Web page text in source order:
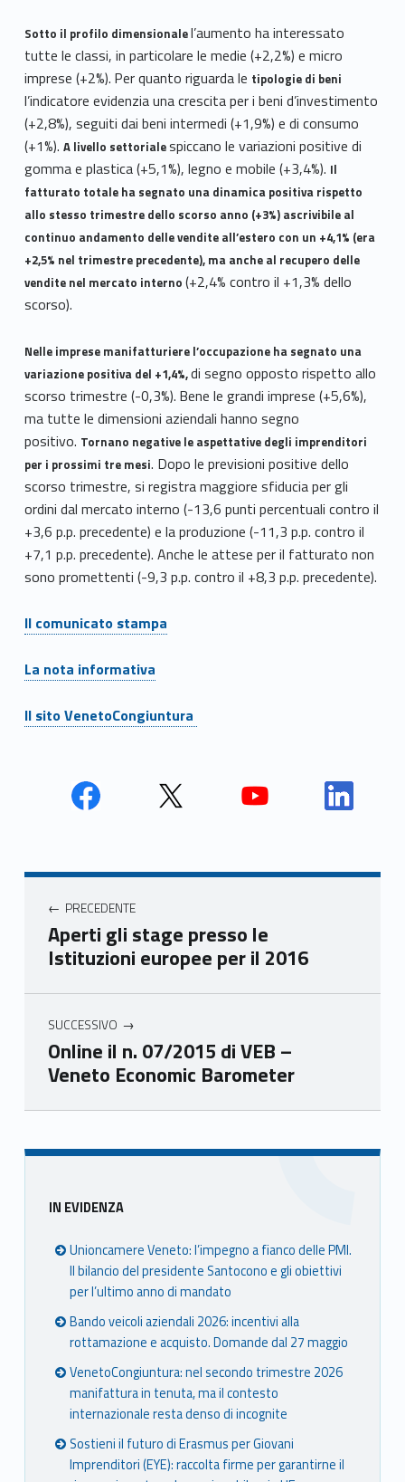
Sotto il profilo dimensionalel’aumento ha interessato
tutte le classi, in particolare le medie (+2,2%) e micro
imprese (+2%). Per quanto riguarda le tipologie di beni
l’indicatore evidenzia una crescita per i beni d’investimento
(+2,8%), seguiti dai beni intermedi (+1,9%) e di consumo
(+1%). A livello settorialespiccano le variazioni positive di
gomma e plastica (+5,1%), legno e mobile (+3,4%). Il
fatturato totale ha segnato una dinamica positiva rispetto
allo stesso trimestre dello scorso anno (+3%)ascrivibile al
continuo andamento delle vendite all’estero con un +4,1% (era
+2,5% nel trimestre precedente), ma anche al recupero delle
vendite nel mercato interno (+2,4% contro il +1,3% dello
scorso).
Nelle imprese manifatturiere l’occupazione ha segnato una
variazione positiva del +1,4%,di segno opposto rispetto allo
scorso trimestre (-0,3%). Bene le grandi imprese (+5,6%),
ma tutte le dimensioni aziendali hanno segno
positivo. Tornano negative le aspettative degli imprenditori
per i prossimi tre mesi. Dopo le previsioni positive dello
scorso trimestre, si registra maggiore sfiducia per gli
ordini dal mercato interno (-13,6 punti percentuali contro il
+3,6 p.p. precedente) e la produzione (-11,3 p.p. contro il
+7,1 p.p. precedente). Anche le attese per il fatturato non
sono promettenti (-9,3 p.p. contro il +8,3 p.p. precedente).
Il comunicato stampa
La nota informativa
Il sito VenetoCongiuntura
Unio
mer
e
Ven
Unio
e
Ven
Unio
e
Ven
Unio
Navigazione articoli
PRECEDENTE
Aperti gli stage presso le
Istituzioni europee per il 2016
SUCCESSIVO
Online il n. 07/2015 di VEB –
Veneto Economic Barometer
Skip back to main navigation
Sidebar
IN EVIDENZA
Unioncamere Veneto: l’impegno a fianco delle PMI.
Il bilancio del presidente Santocono e gli obiettivi
per l’ultimo anno di mandato
Bando veicoli aziendali 2026: incentivi alla
rottamazione e acquisto. Domande dal 27 maggio
VenetoCongiuntura: nel secondo trimestre 2026
manifattura in tenuta, ma il contesto
internazionale resta denso di incognite
Sostieni il futuro di Erasmus per Giovani
Imprenditori (EYE): raccolta firme per garantirne il